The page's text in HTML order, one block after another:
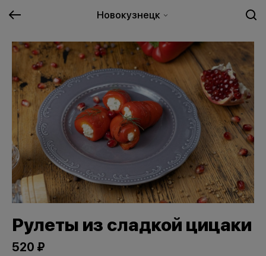
Новокузнецк
Рулеты из сладкой цицаки
520 ₽